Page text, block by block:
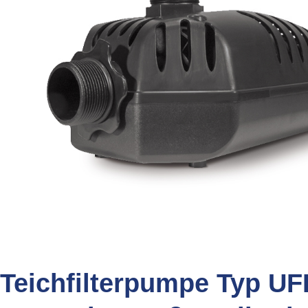
Teichfilterpumpe Typ